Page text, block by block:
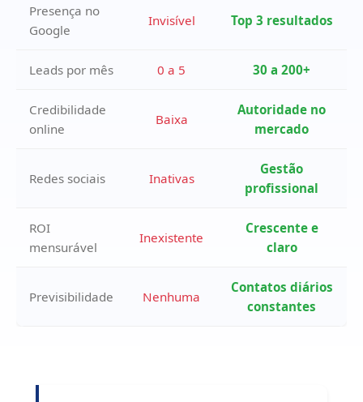
Presença no
Google
Invisível Top 3 resultados
Leads por mês 0 a 5 30 a 200+
Credibilidade
online
Baixa
Autoridade no
mercado
Redes sociais Inativas
Gestão
profissional
ROI
mensurável
Inexistente
Crescente e
claro
Previsibilidade Nenhuma
Contatos diários
constantes